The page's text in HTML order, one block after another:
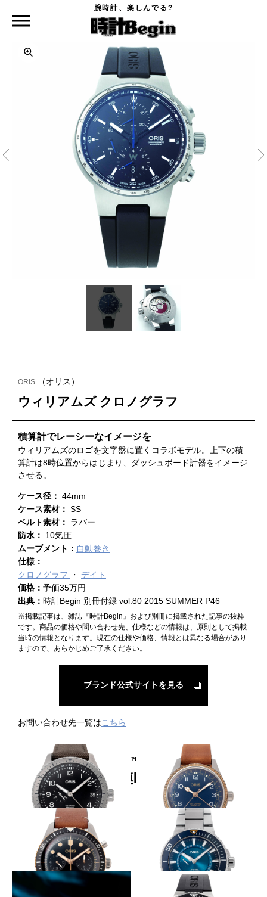
腕時計、楽しんでる?
ウィリアムズ クロノグラフ
ORIS （オリス）
ウィリアムズ クロノグラフ
積算計でレーシーなイメージを
ウィリアムズのロゴを文字盤に置くコラボモデル。上下の積
算計は8時位置からはじまり、ダッシュボード計器をイメージ
させる。
ケース径： 44mm
ケース素材： SS
ベルト素材： ラバー
防水： 10気圧
ムーブメント： 自動巻き
仕様：
クロノグラフ
デイト
価格： 予価35万円
出典： 時計Begin 別冊付録 vol.80 2015 SUMMER P46
※掲載記事は、雑誌『時計Begin』および別冊に掲載された記事の抜粋
です。商品の価格や問い合わせ先、仕様などの情報は、原則として掲載
当時の情報となります。現在の仕様や価格、情報とは異なる場合があり
ますので、あらかじめご了承ください。
ブランド公式サイトを見る
お問い合わせ先一覧はこちら
PICKUP PRODUCT
関連時計
ストラップの長さが自在に
ビッグクラウン プロパイロッ
ト GMT
象徴的機構をブロンズが囲む
ビッグクラウン ポインターデ
横顔にブロンズをチラ見せ
ORIS
グレートバリアリーフ第３弾